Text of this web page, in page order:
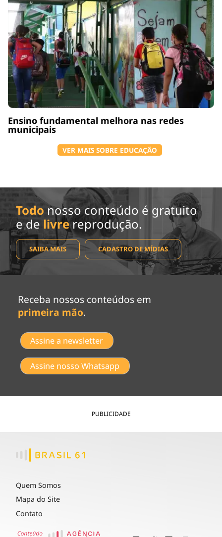
Ensino fundamental melhora nas redes
municipais
VER MAIS SOBRE EDUCAÇÃO
Todo nosso conteúdo é gratuito
e de livrereprodução.
SAIBA MAIS CADASTRO DE MÍDIAS
Receba nossos conteúdos em
primeira mão.
Assine a newsletter
Assine nosso Whatsapp
PUBLICIDADE
Quem Somos
Mapa do Site
Contato